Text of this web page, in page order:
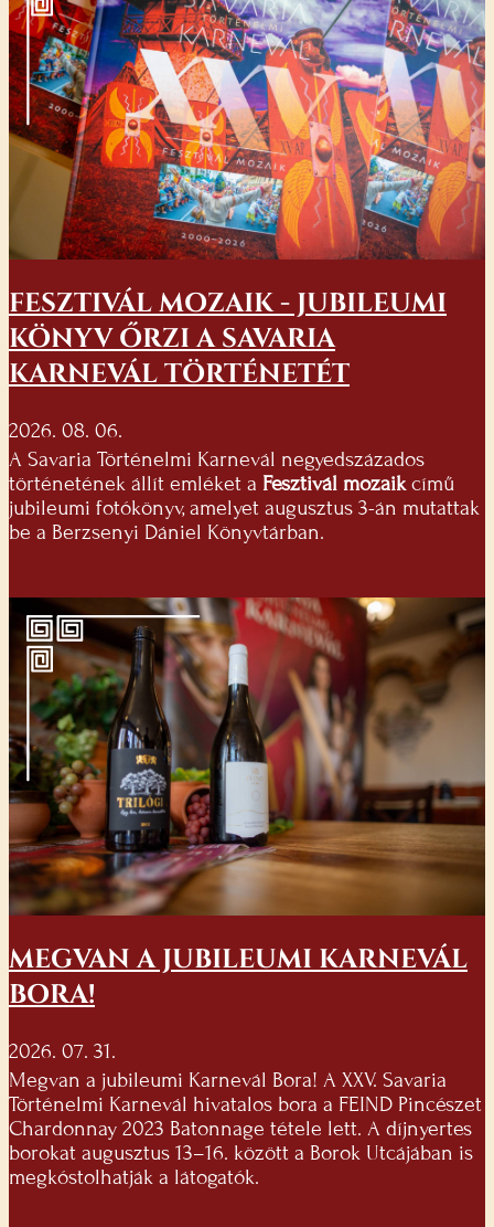
FESZTIVÁL MOZAIK - JUBILEUMI
KÖNYV ŐRZI A SAVARIA
KARNEVÁL TÖRTÉNETÉT
2026. 08. 06.
A Savaria Történelmi Karnevál negyedszázados
történetének állít emléket a Fesztivál mozaikcímű
jubileumi fotókönyv, amelyet augusztus 3-án mutattak
be a Berzsenyi Dániel Könyvtárban.
MEGVAN A JUBILEUMI KARNEVÁL
BORA!
2026. 07. 31.
Megvan a jubileumi Karnevál Bora! A XXV. Savaria
Történelmi Karnevál hivatalos bora a FEIND Pincészet
Chardonnay 2023 Batonnage tétele lett. A díjnyertes
borokat augusztus 13–16. között a Borok Utcájában is
megkóstolhatják a látogatók.